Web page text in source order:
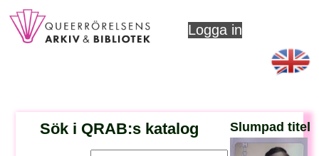
Logga in
Sök i QRAB:s katalog Slumpad titel